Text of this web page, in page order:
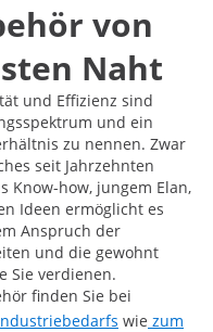
von
Naht
und Effizienz sind
und ein
zu nennen. Zwar
seit Jahrzehnten
Know-how, jungem Elan,
Ideen ermöglicht es
Anspruch der
und die gewohnt
Sie verdienen.
finden Sie bei
wie zum